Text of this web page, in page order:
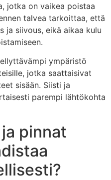
jotka on vaikea poistaa
talvea tarkoittaa, että
ja siivous, eikä aikaa kulu
ympäristö
jotka saattaisivat
sisään. Siisti ja
parempi lähtökohta
pinnat